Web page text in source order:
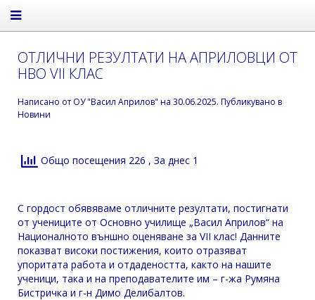
ОТЛИЧНИ РЕЗУЛТАТИ НА АПРИЛОВЦИ ОТ
НВО VII КЛАС
Написано от ОУ "Васил Априлов" на 30.06.2025. Публикувано в
Новини
Общо посещения 226 , За днес 1
С гордост обявяваме отличните резултати, постигнати
от учениците от Основно училище „Васил Априлов“ на
Националното външно оценяване за VII клас! Данните
показват високи постижения, които отразяват
упоритата работа и отдадеността, както на нашите
ученици, така и на преподавателите им – г-жа Румяна
Бистричка и г-н Димо Делибалтов.